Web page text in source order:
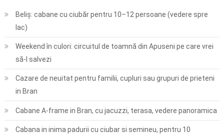
Beliș: cabane cu ciubăr pentru 10–12 persoane (vedere spre
lac)
Weekend în culori: circuitul de toamnă din Apuseni pe care vrei
să-l salvezi
Cazare de neuitat pentru familii, cupluri sau grupuri de prieteni
in Bran
Cabane A-frame in Bran, cu jacuzzi, terasa, vedere panoramica
Cabana in inima padurii cu ciubar si semineu, pentru 10